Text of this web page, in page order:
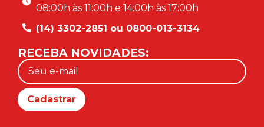
08:00h às 11:00h e 14:00h às 17:00h
(14) 3302-2851 ou 0800-013-3134
RECEBA NOVIDADES: